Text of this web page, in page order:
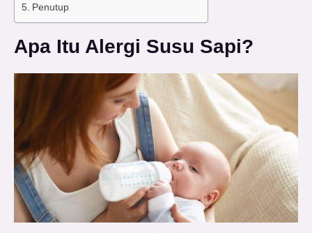
Penutup
Apa Itu Alergi Susu Sapi?